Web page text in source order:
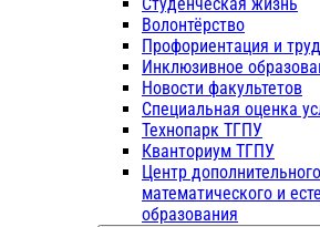
Студенческая жизнь
Волонтёрство
Профориентация и
Инклюзивное
Новости факультетов
Специальная оценка
Технопарк ТГПУ
Кванториум ТГПУ
Центр
математического и
образования